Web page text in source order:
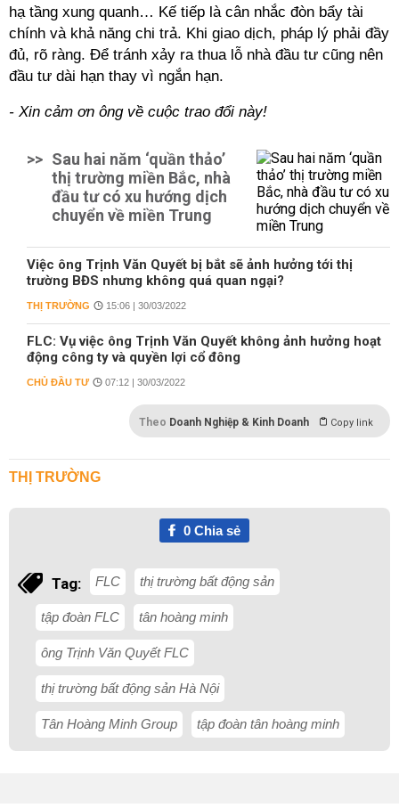
hạ tầng xung quanh… Kế tiếp là cân nhắc đòn bẩy tài
chính và khả năng chi trả. Khi giao dịch, pháp lý phải đầy
đủ, rõ ràng. Để tránh xảy ra thua lỗ nhà đầu tư cũng nên
đầu tư dài hạn thay vì ngắn hạn.
- Xin cảm ơn ông về cuộc trao đổi này!
>> Sau hai năm ‘quần thảo’
thị trường miền Bắc, nhà
đầu tư có xu hướng dịch
chuyển về miền Trung
Việc ông Trịnh Văn Quyết bị bắt sẽ ảnh hưởng tới thị
trường BĐS nhưng không quá quan ngại?
THỊ TRƯỜNG 15:06 | 30/03/2022
FLC: Vụ việc ông Trịnh Văn Quyết không ảnh hưởng hoạt
động công ty và quyền lợi cổ đông
CHỦ ĐẦU TƯ 07:12 | 30/03/2022
Theo Doanh Nghiệp & Kinh Doanh Copy link
THỊ TRƯỜNG
0Chia sẻ
Tag: FLC thị trường bất động sản
tập đoàn FLC tân hoàng minh
ông Trịnh Văn Quyết FLC
thị trường bất động sản Hà Nội
Tân Hoàng Minh Group tập đoàn tân hoàng minh